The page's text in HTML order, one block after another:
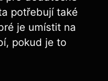
potřebují ‍také
je umístit na
pokud je to